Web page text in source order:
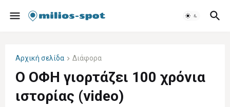
Αρχική σελίδα Διάφορα
Ο ΟΦΗ γιορτάζει 100 χρόνια
ιστορίας (video)